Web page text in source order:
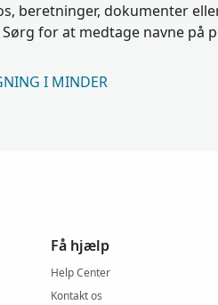
beretninger, dokumenter
for at medtage navne på
I MINDER
Få hjælp
Help Center
Kontakt os